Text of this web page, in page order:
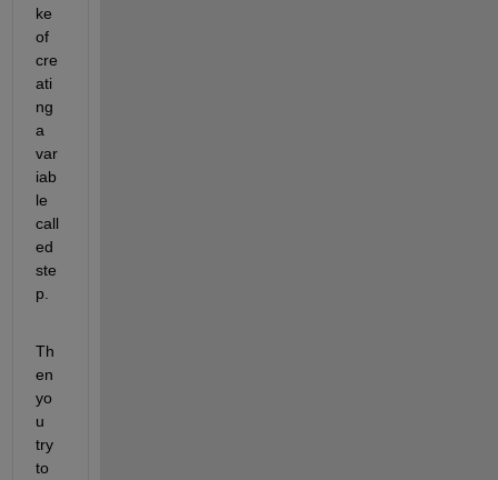
ke
of
cre
ati
ng
a
var
iab
le
call
ed
ste
p.
Th
en
yo
u
try
to